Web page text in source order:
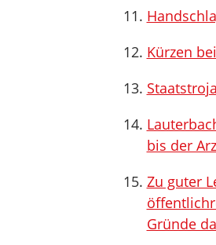
Kürzen
bis der
Zu guter
Gründe